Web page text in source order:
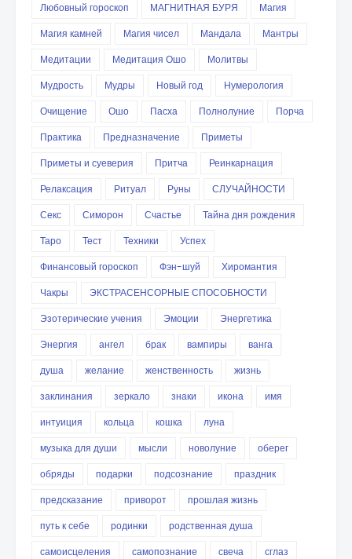
Любовный гороскоп
МАГНИТНАЯ БУРЯ
Магия
Магия камней
Магия чисел Мандала
Мантры
Медитации
Медитация Ошо
Молитвы
Мудрость
Мудры Новый год
Нумерология
Очищение
Ошо Пасха Полнолуние
Порча
Практика
Предназначение
Приметы
Приметы и суеверия
Притча
Реинкарнация
Релаксация
Ритуал Руны
СЛУЧАЙНОСТИ
Секс
Симорон Счастье
Тайна дня рождения
Таро
Тест Техники
Успех
Финансовый гороскоп
Фэн-шуй
Хиромантия
Чакры
ЭКСТРАСЕНСОРНЫЕ СПОСОБНОСТИ
Эзотерические учения
Эмоции
Энергетика
Энергия
ангел брак вампиры
ванга
душа
желание женственность
жизнь
заклинания
зеркало знаки икона
имя
интуиция
кольца кошка
луна
музыка для души
мысли новолуние
оберег
обряды
подарки подсознание
праздник
предсказание
приворот
прошлая жизнь
путь к себе
родинки
родственная душа
самоисцеления
самопознание свеча
сглаз